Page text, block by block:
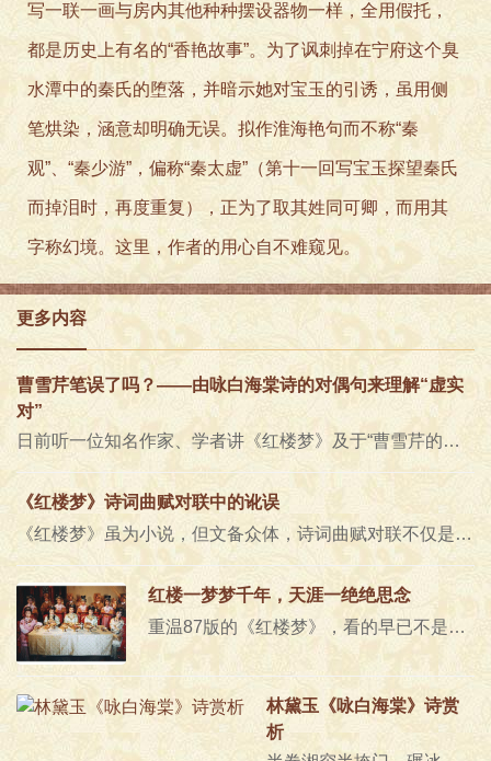
写一联一画与房内其他种种摆设器物一样，全用假托，
都是历史上有名的“香艳故事”。为了讽刺掉在宁府这个臭
水潭中的秦氏的堕落，并暗示她对宝玉的引诱，虽用侧
笔烘染，涵意却明确无误。拟作淮海艳句而不称“秦
观”、“秦少游”，偏称“秦太虚”（第十一回写宝玉探望秦氏
而掉泪时，再度重复），正为了取其姓同可卿，而用其
字称幻境。这里，作者的用心自不难窥见。
更多内容
曹雪芹笔误了吗？——由咏白海棠诗的对偶句来理解“虚实
对”
日前听一位知名作家、学者讲《红楼梦》及于“曹雪芹的诗学观”，在谈到林黛玉给香菱讲诗说“平声对仄声，虚的对实的，实的对..
《红楼梦》诗词曲赋对联中的讹误
《红楼梦》虽为小说，但文备众体，诗词曲赋对联不仅是其重要组成部分，更是其最精华的部分。正如脂批所言，“雪芹撰此书，中亦..
红楼一梦梦千年，天涯一绝绝思念
重温87版的《红楼梦》，看的早已不是那些剧情，听的早已不是那些曲调，而是那个时候看《红楼梦》的自己。《红楼梦》引子87版《红..
林黛玉《咏白海棠》诗赏
析